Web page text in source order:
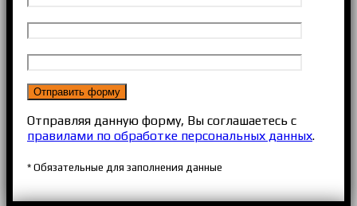
Отправляя данную форму, Вы соглашаетесь с
правилами по обработке персональных данных.
* Обязательные для заполнения данные